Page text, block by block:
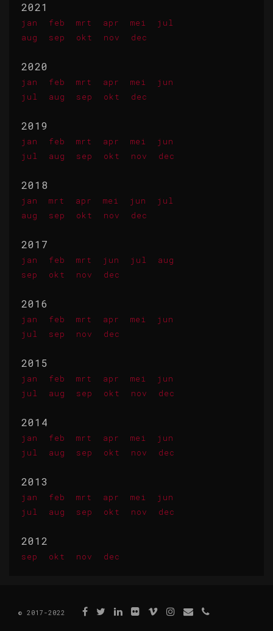
2021
jan feb mrt apr mei
jul
aug
sep okt nov dec
2020
jan feb mrt apr mei
jun
jul
aug sep okt dec
2019
jan feb mrt apr mei
jun
jul
aug sep okt nov dec
2018
jan mrt apr mei jun
jul
aug
sep okt nov dec
2017
jan feb mrt jun jul
aug
sep
okt nov dec
2016
jan feb mrt apr mei
jun
jul
sep nov dec
2015
jan feb mrt apr mei
jun
jul
aug sep okt nov dec
2014
jan feb mrt apr mei
jun
jul
aug sep okt nov dec
2013
jan feb mrt apr mei
jun
jul
aug sep okt nov dec
2012
sep okt nov dec
© 2017-2022